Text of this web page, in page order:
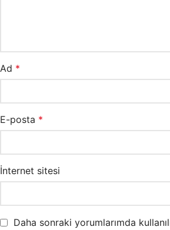
Ad *
E-posta *
İnternet sitesi
Daha sonraki yorumlarımda